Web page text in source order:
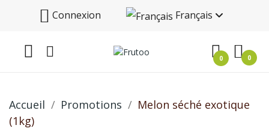
Connexion Français
0 0
Accueil Promotions
Melon séché exotique
(1kg)